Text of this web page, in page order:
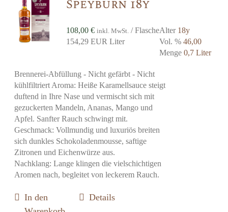
Speyburn 18y
108,00€ inkl. MwSt. / Flasche
154,29 EUR Liter
Alter 18y
Vol. %46,00
Menge0,7 Liter
Brennerei-Abfüllung - Nicht gefärbt - Nicht
kühlfiltriert Aroma: Heiße Karamellsauce steigt
duftend in Ihre Nase und vermischt sich mit
gezuckerten Mandeln, Ananas, Mango und
Apfel. Sanfter Rauch schwingt mit.
Geschmack: Vollmundig und luxuriös breiten
sich dunkles Schokoladenmousse, saftige
Zitronen und Eichenwürze aus.
Nachklang: Lange klingen die vielschichtigen
Aromen nach, begleitet von leckerem Rauch.
In den
Details